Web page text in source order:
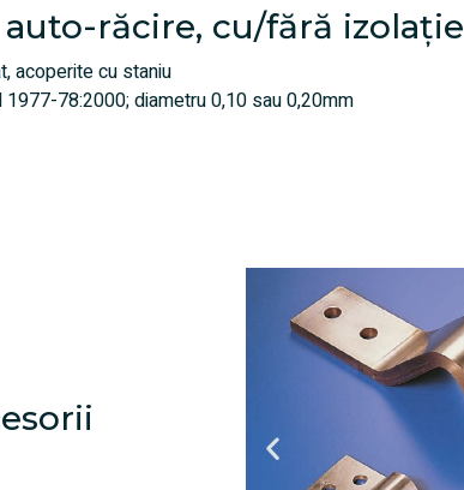
răcire, cu/fără izolație
acoperite cu staniu
1977-78:2000; diametru 0,10 sau 0,20mm